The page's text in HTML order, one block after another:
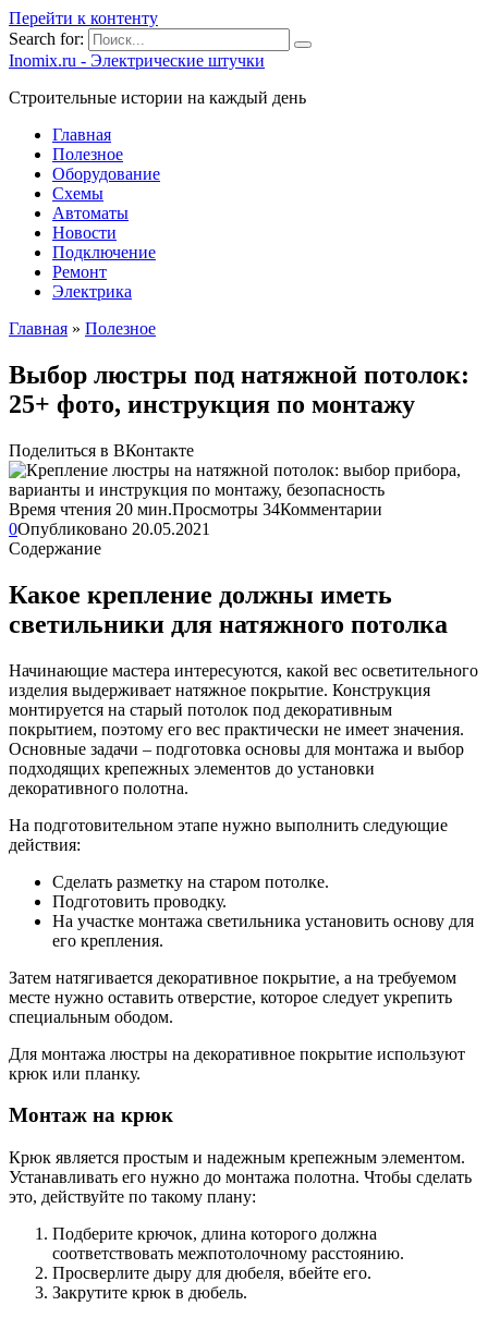
Перейти к контенту
Search for:
Inomix.ru - Электрические штучки
Cтроительные истории на каждый день
Главная
Полезное
Оборудование
Схемы
Автоматы
Новости
Подключение
Ремонт
Электрика
Главная » Полезное
Выбор люстры под натяжной потолок:
25+ фото, инструкция по монтажу
Поделиться в ВКонтакте
Время чтения 20 мин.Просмотры 34Комментарии
0Опубликовано 20.05.2021
Содержание
Какое крепление должны иметь
светильники для натяжного потолка
Начинающие мастера интересуются, какой вес осветительного
изделия выдерживает натяжное покрытие. Конструкция
монтируется на старый потолок под декоративным
покрытием, поэтому его вес практически не имеет значения.
Основные задачи – подготовка основы для монтажа и выбор
подходящих крепежных элементов до установки
декоративного полотна.
На подготовительном этапе нужно выполнить следующие
действия:
Сделать разметку на старом потолке.
Подготовить проводку.
На участке монтажа светильника установить основу для
его крепления.
Затем натягивается декоративное покрытие, а на требуемом
месте нужно оставить отверстие, которое следует укрепить
специальным ободом.
Для монтажа люстры на декоративное покрытие используют
крюк или планку.
Монтаж на крюк
Крюк является простым и надежным крепежным элементом.
Устанавливать его нужно до монтажа полотна. Чтобы сделать
это, действуйте по такому плану:
Подберите крючок, длина которого должна
соответствовать межпотолочному расстоянию.
Просверлите дыру для дюбеля, вбейте его.
Закрутите крюк в дюбель.